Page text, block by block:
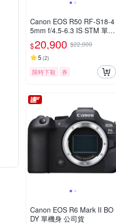
Canon EOS R50 RF-S18-4
5mm f/4.5-6.3 IS STM 單鏡
組 公司貨
$20,900 $22,000
5 (2)
限時下殺 券
Canon EOS R6 Mark II BO
DY 單機身 公司貨